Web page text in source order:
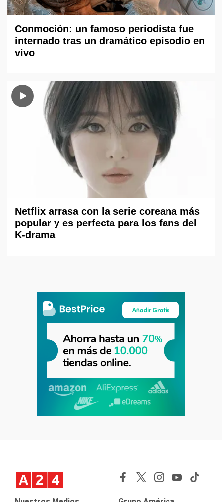
Conmoción: un famoso periodista fue
internado tras un dramático episodio en
vivo
Netflix arrasa con la serie coreana más
popular y es perfecta para los fans del
K-drama